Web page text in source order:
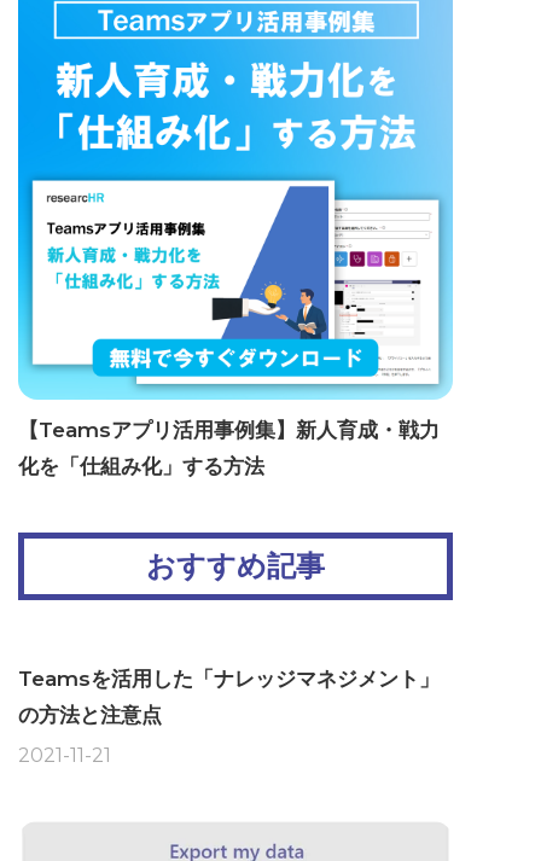
【Teamsアプリ活用事例集】新人育成・戦力
化を「仕組み化」する方法
おすすめ記事
Teamsを活用した「ナレッジマネジメント」
の方法と注意点
2021-11-21